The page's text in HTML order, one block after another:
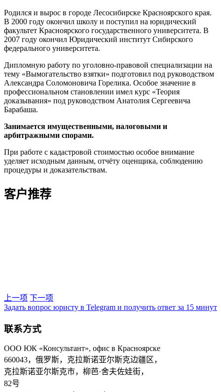
Родился и вырос в городе Лесосибирске Красноярского края.
В 2000 году окончил школу и поступил на юридический
факультет Красноярского государственного университета. В
2007 году окончил Юридический институт Сибирского
федерального университета.
Дипломную работу по уголовно-правовой специализации на
тему «Вымогательство взятки» подготовил под руководством
Александра Соломоновича Горелика. Особое значение в
профессиональном становлении имел курс «Теория
доказывания» под руководством Анатолия Сергеевича
Барабаша.
Занимается имущественными, налоговыми и
арбитражными спорами.
При работе с кадастровой стоимостью особое внимание
уделяет исходным данным, отчёту оценщика, соблюдению
процедуры и доказательствам.
客户推荐
上一项 下一项
Задать вопрос юристу в Telegram и получить ответ за 15 минут
联系方式
ООО ЮК «Консультант», офис в Красноярске
660043，俄罗斯，克拉斯诺亚尔斯克边疆区，
克拉斯诺亚尔斯克市，柳芭·舍夫佐娃街，
82号